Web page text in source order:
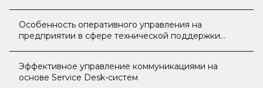
Особенность оперативного управления на
предприятии в сфере технической поддержки
Эффективное управление коммуникациями на
основе Service Desk-систем